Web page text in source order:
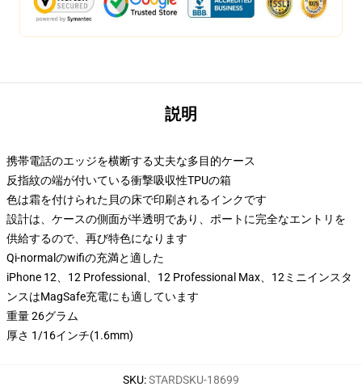
説明
携帯電話のエッジを横断する丈夫な多目的ケース
反指紋の端が付いている衝撃吸収性TPUの箱
色は霜を付けられた貝の床で印刷されるインクです
設計は、ケースの側面が半透明であり、ポートに完全なエントリを
供給するので、再び特色になります
Qi-normalのwifiの充満と適した
iPhone 12、12 Professional、12 Professional Max、12ミニインスタ
ンスはMagSafe充電にも適しています
重量 26グラム
厚さ 1/16インチ(1.6mm)
SKU:STARDSKU-18699